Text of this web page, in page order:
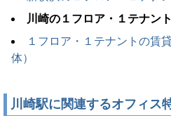
川崎の１フロア・１テナン
１フロア・１テナントの賃
体）
川崎駅に関連するオフィス